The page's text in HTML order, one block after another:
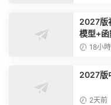
2027版
模型+
18小
2027版
2天前